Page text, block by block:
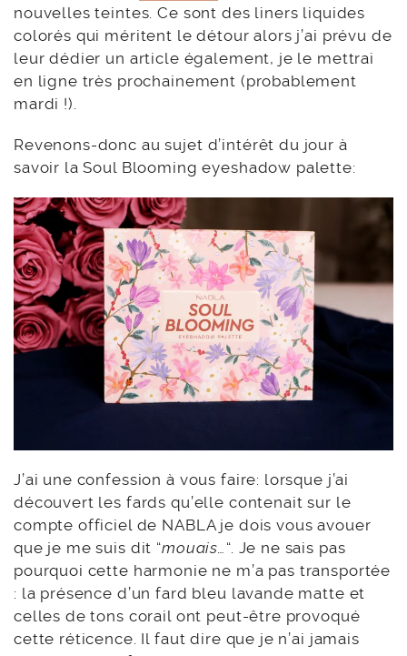
nouvelles teintes. Ce sont des liners liquides
colorés qui méritent le détour alors j’ai prévu de
leur dédier un article également, je le mettrai
en ligne très prochainement (probablement
mardi !).
Revenons-donc au sujet d’intérêt du jour à
savoir la Soul Blooming eyeshadow palette:
J’ai une confession à vous faire: lorsque j’ai
découvert les fards qu’elle contenait sur le
compte officiel de NABLA je dois vous avouer
que je me suis dit “mouais… “. Je ne sais pas
pourquoi cette harmonie ne m’a pas transportée
: la présence d’un fard bleu lavande matte et
celles de tons corail ont peut-être provoqué
cette réticence. Il faut dire que je n’ai jamais